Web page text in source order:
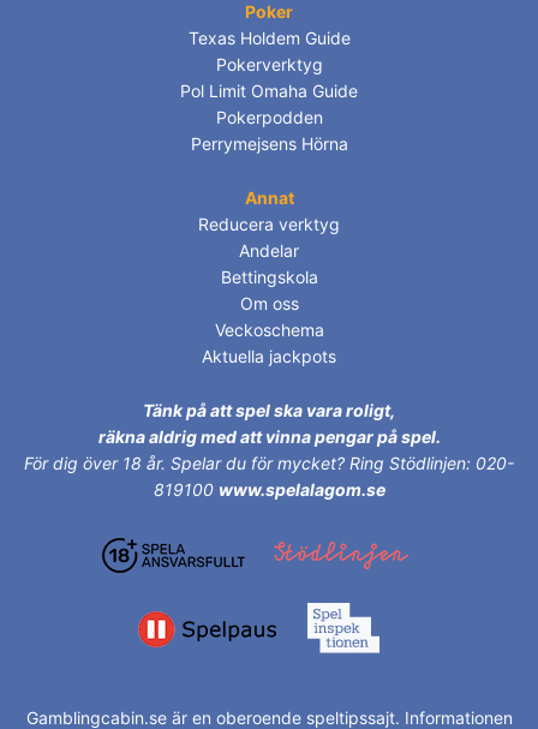
Poker
Texas Holdem Guide
Pokerverktyg
Pol Limit Omaha Guide
Pokerpodden
Perrymejsens Hörna
Annat
Reducera verktyg
Andelar
Bettingskola
Om oss
Veckoschema
Aktuella jackpots
Tänk på att spel ska vara roligt,
räkna aldrig med att vinna pengar på spel.
För dig över 18 år. Spelar du för mycket? Ring Stödlinjen: 020-
819100 www.spelalagom.se
Gamblingcabin.se är en oberoende speltipssajt. Informationen